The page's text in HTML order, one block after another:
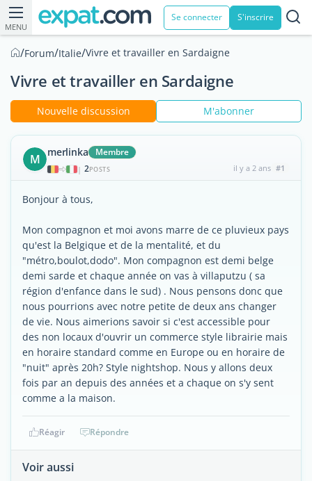
MENU
Se connecter S'inscrire
/Forum/Italie/Vivre et travailler en Sardaigne
Vivre et travailler en Sardaigne
Nouvelle discussion M'abonner
M merlinka Membre
| 2POSTS il y a 2 ans #1
Bonjour à tous,
Mon compagnon et moi avons marre de ce pluvieux pays
qu'est la Belgique et de la mentalité, et du
"métro,boulot,dodo". Mon compagnon est demi belge
demi sarde et chaque année on vas à villaputzu ( sa
région d'enfance dans le sud) . Nous pensons donc que
nous pourrions avec notre petite de deux ans changer
de vie. Nous aimerions savoir si c'est accessible pour
des non locaux d'ouvrir un commerce style librairie mais
en horaire standard comme en Europe ou en horaire de
"nuit" après 20h? Style nightshop. Nous y allons deux
fois par an depuis des années et a chaque on s'y sent
comme a la maison.
Réagir Répondre
Voir aussi